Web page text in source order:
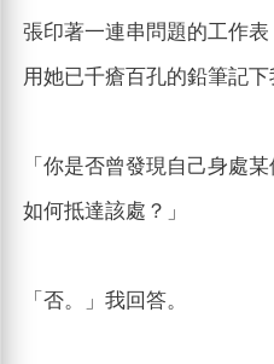
張印著一連串問題的工作
用她已千瘡百孔的鉛筆記下
「你是否曾發現自己身處
如何抵達該處？」
「否。」我回答。